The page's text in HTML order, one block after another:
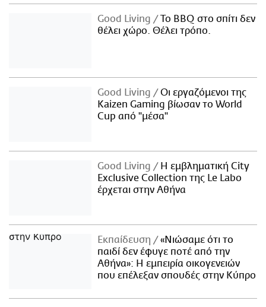
Good Living
Το BBQ στο σπίτι δεν
θέλει χώρο. Θέλει τρόπο.
Good Living
Οι εργαζόμενοι της
Kaizen Gaming βίωσαν το World
Cup από "μέσα"
Good Living
Η εμβληματική City
Exclusive Collection της Le Labo
έρχεται στην Αθήνα
Εκπαίδευση
«Νιώσαμε ότι το
παιδί δεν έφυγε ποτέ από την
Αθήνα»: Η εμπειρία οικογενειών
που επέλεξαν σπουδές στην Κύπρο